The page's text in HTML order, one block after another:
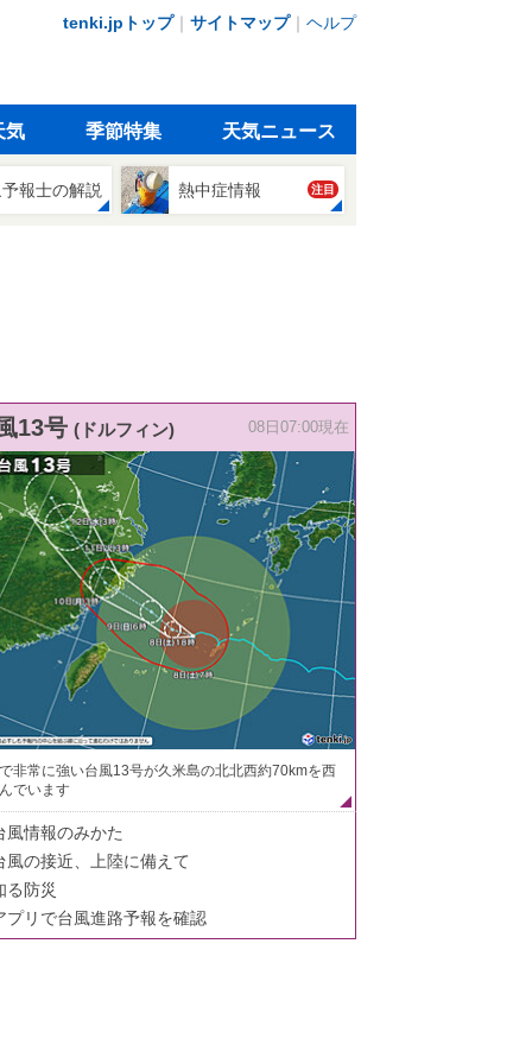
tenki.jpトップ｜ サイトマップ｜ ヘルプ
気 季節特集 天気ニュース
報士の解説 熱中症情報 注目
13号 (ドルフィン) 08日07:00現在
非常に強い台風13号が久米島の北北西約70kmを西
でいます
風情報のみかた
風の接近、上陸に備えて
る防災
プリで台風進路予報を確認